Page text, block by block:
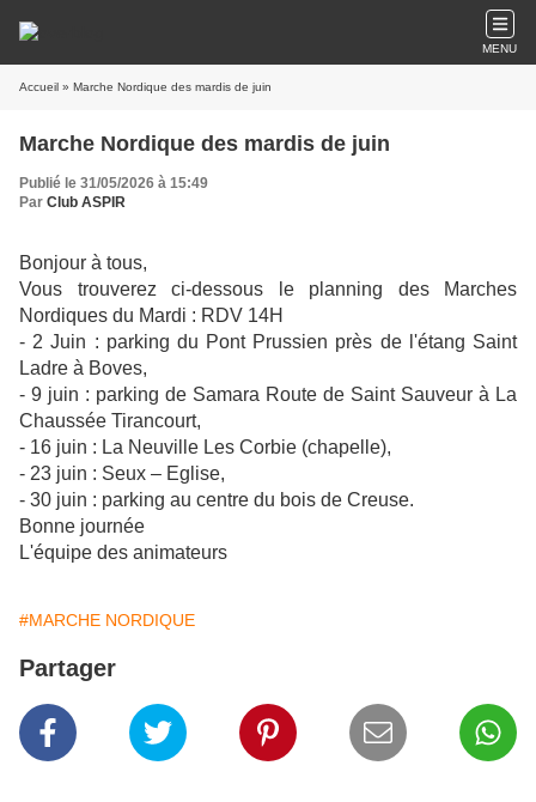
MENU
Accueil » Marche Nordique des mardis de juin
Marche Nordique des mardis de juin
Publié le 31/05/2026 à 15:49
Par Club ASPIR
Bonjour à tous,
Vous trouverez ci-dessous le planning des Marches
Nordiques du Mardi : RDV 14H
- 2 Juin : parking du Pont Prussien près de l'étang Saint
Ladre à Boves,
- 9 juin : parking de Samara Route de Saint Sauveur à La
Chaussée Tirancourt,
- 16 juin : La Neuville Les Corbie (chapelle),
- 23 juin : Seux – Eglise,
- 30 juin : parking au centre du bois de Creuse.
Bonne journée
L'équipe des animateurs
#MARCHE NORDIQUE
Partager